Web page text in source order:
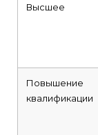
Высшее
Повышение
квалификации